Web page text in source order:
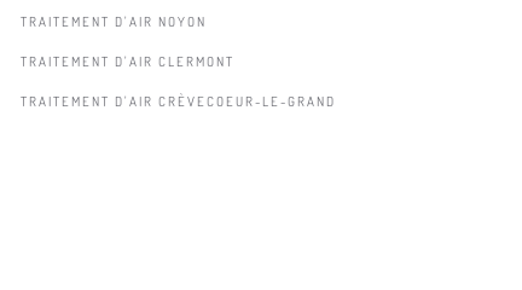
TRAITEMENT D'AIR NOYON
TRAITEMENT D'AIR CLERMONT
TRAITEMENT D'AIR CRÈVECOEUR-LE-GRAND